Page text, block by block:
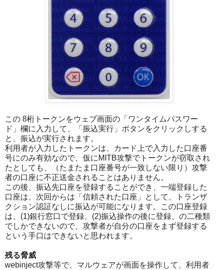
この 8桁トークンをウェブ画面の「ワンタイムパスワー
ド」欄に入力して、「振込実行」ボタンをクリックしする
と、振込が実行されます。
利用者が入力したトークンは、カード上で入力した口座番
号にのみ有効なので、仮にMITB攻撃でトークンが窃取され
たとしても、（たまたま口座番号が一致しない限り）攻撃
者の口座に不正送金されることはありません。
この後、振込先口座を登録することができ、一端登録した
口座は、次回からは「信頼された口座」として、トランザ
クション認証なしに振込が可能になります。この口座登録
は、(1)銀行窓口で登録、(2)振込操作の後に登録、の二種類
でしかできないので、攻撃者が自分の口座をまず登録する
という手口はできないと思われます。
残る脅威
webinject攻撃等で、マルウェアが画面を操作して、利用者